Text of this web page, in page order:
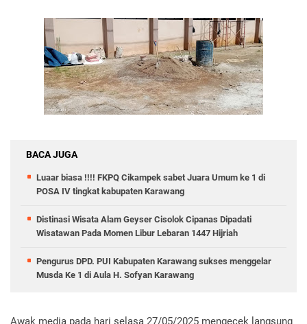
BACA JUGA
Luaar biasa !!!! FKPQ Cikampek sabet Juara Umum ke 1 di
POSA IV tingkat kabupaten Karawang
Distinasi Wisata Alam Geyser Cisolok Cipanas Dipadati
Wisatawan Pada Momen Libur Lebaran 1447 Hijriah
Pengurus DPD. PUI Kabupaten Karawang sukses menggelar
Musda Ke 1 di Aula H. Sofyan Karawang
‎Awak media pada hari selasa 27/05/2025 mengecek langsung